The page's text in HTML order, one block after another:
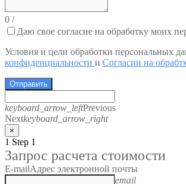
0 /
Даю свое согласие на обработку моих
Условия и цели обработки персональных
конфиденциальности и Согласии на
Отправить
keyboard_arrow_leftPrevious
Nextkeyboard_arrow_right
×
1 Step 1
Запрос расчета стоимости
E-mailАдрес электронной почты
email